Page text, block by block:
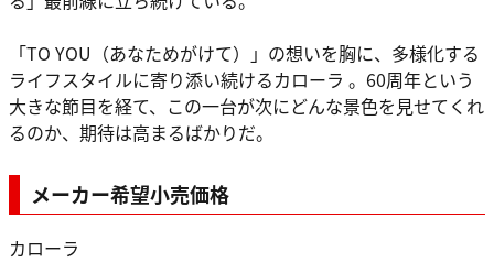
「TO YOU（あなためがけて）」の想いを胸に、多様化する
ライフスタイルに寄り添い続けるカローラ 。60周年という
大きな節目を経て、この一台が次にどんな景色を見せてくれ
るのか、期待は高まるばかりだ。
メーカー希望小売価格
カローラ